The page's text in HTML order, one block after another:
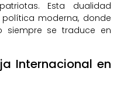
Esta dualidad
moderna, donde
siempre se traduce en
Internacional en